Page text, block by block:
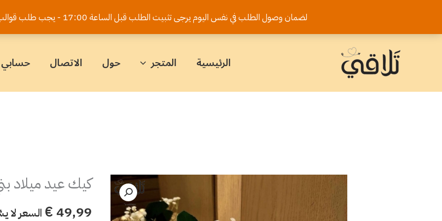
لضمان وصول الطلب في نفس اليوم يرجى تثبيت الطلب قبل الساعة 17:00 - يجب طلب قوالب الكيك قبل 5 أيام
الرئيسية المتجر حول الاتصال حسابي
كيك عيد ميلاد
€ 49,99 السعر لا
كمية
عيد